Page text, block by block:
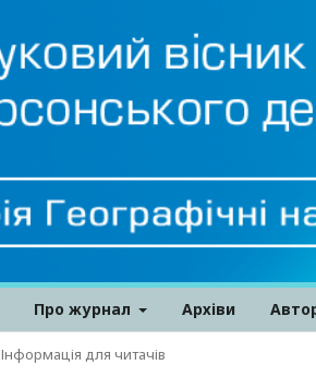
Про журнал Архіви
Інформація для читачів